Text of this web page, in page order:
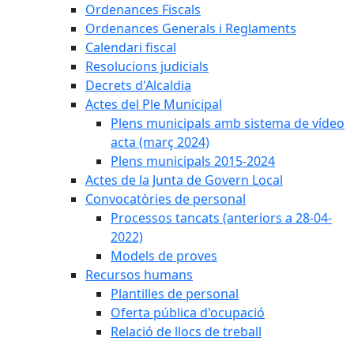
Ordenances Fiscals
Ordenances Generals i Reglaments
Calendari fiscal
Resolucions judicials
Decrets d'Alcaldia
Actes del Ple Municipal
Plens municipals amb sistema de vídeo
acta (març 2024)
Plens municipals 2015-2024
Actes de la Junta de Govern Local
Convocatòries de personal
Processos tancats (anteriors a 28-04-
2022)
Models de proves
Recursos humans
Plantilles de personal
Oferta pública d'ocupació
Relació de llocs de treball